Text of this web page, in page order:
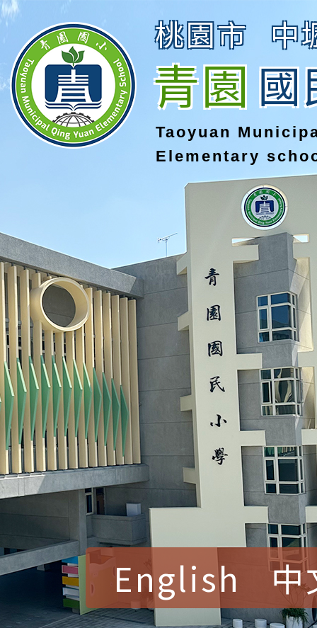
桃園市 中
青園國
Taoyuan
Elementary
English 中
賀！本校參加桃園市中